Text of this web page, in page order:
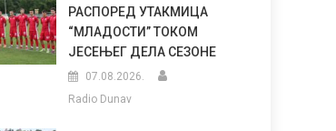
РАСПОРЕД УТАКМИЦА
“МЛАДОСТИ” ТОКОМ
ЈЕСЕЊЕГ ДЕЛА СЕЗОНЕ
07.08.2026.
Radio Dunav